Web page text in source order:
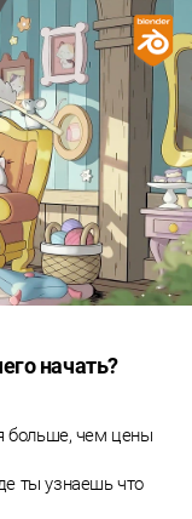
начать?
больше, чем цены
ты узнаешь что